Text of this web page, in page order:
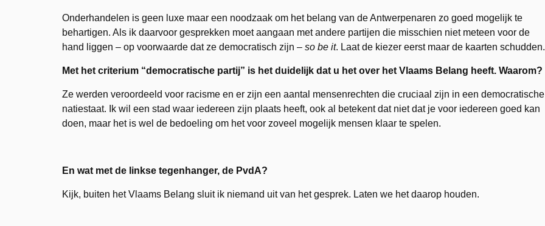
Onderhandelen is geen luxe maar een noodzaak om het belang van de Antwerpenaren zo goed mogelijk te
behartigen. Als ik daarvoor gesprekken moet aangaan met andere partijen die misschien niet meteen voor de
hand liggen – op voorwaarde dat ze democratisch zijn – so be it. Laat de kiezer eerst maar de kaarten schudden.
Met het criterium “democratische partij” is het duidelijk dat u het over het Vlaams Belang heeft. Waarom?
Ze werden veroordeeld voor racisme en er zijn een aantal mensenrechten die cruciaal zijn in een democratische
natiestaat. Ik wil een stad waar iedereen zijn plaats heeft, ook al betekent dat niet dat je voor iedereen goed kan
doen, maar het is wel de bedoeling om het voor zoveel mogelijk mensen klaar te spelen.
En wat met de linkse tegenhanger, de PvdA?
Kijk, buiten het Vlaams Belang sluit ik niemand uit van het gesprek. Laten we het daarop houden.